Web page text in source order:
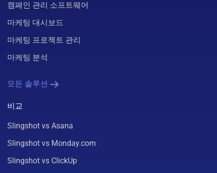
캠페인 관리 소프트웨어
마케팅 대시보드
마케팅 프로젝트 관리
마케팅 분석
모든 솔루션
비교
Slingshot vs Asana
Slingshot vs Monday.com
Slingshot vs ClickUp